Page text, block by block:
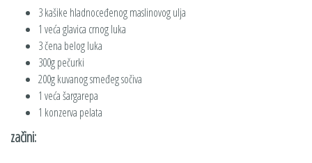
3 kašike hladnoceđenog maslinovog ulja
1 veća glavica crnog luka
3 čena belog luka
300g pečurki
200g kuvanog smeđeg sočiva
1 veća šargarepa
1 konzerva pelata
začini: